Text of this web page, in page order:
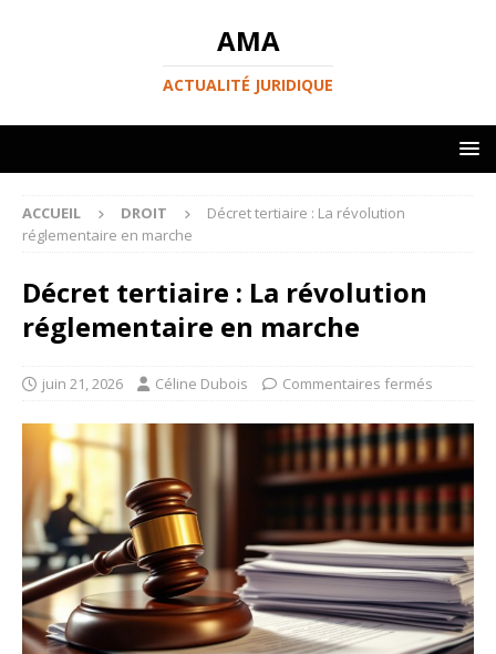
AMA
ACTUALITÉ JURIDIQUE
ACCUEIL DROIT
Décret tertiaire : La révolution
réglementaire en marche
Décret tertiaire : La révolution
réglementaire en marche
juin 21, 2026 Céline Dubois Commentaires fermés